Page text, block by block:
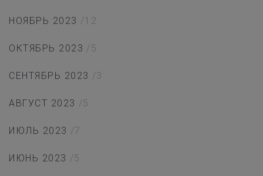
НОЯБРЬ 2023 /12
ОКТЯБРЬ 2023 /5
СЕНТЯБРЬ 2023 /3
АВГУСТ 2023 /5
ИЮЛЬ 2023 /7
ИЮНЬ 2023 /5